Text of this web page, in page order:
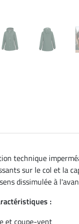
technique
sur le col et la
dissimulée à
:
et coupe-vent